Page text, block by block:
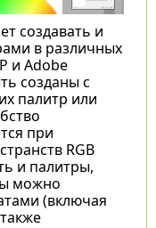
создавать и
в различных
и Adobe
созданы с
палитр или
при
RGB
и палитры,
можно
(включая